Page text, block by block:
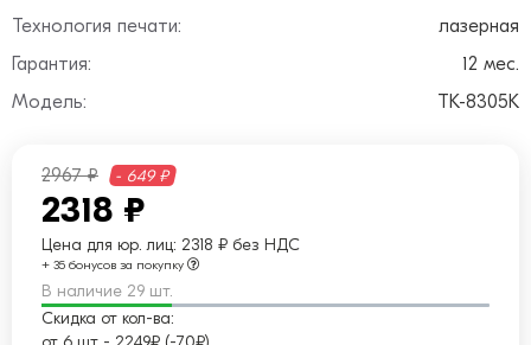
Технология печати:
лазерная
Гарантия:
12 мес.
Модель:
TK-8305K
2967 ₽ - 649 ₽
2318 ₽
Цена для юр. лиц: 2318 ₽ без НДС
+ 35 бонусов за покупку
В наличие 29 шт.
Скидка от кол-ва: